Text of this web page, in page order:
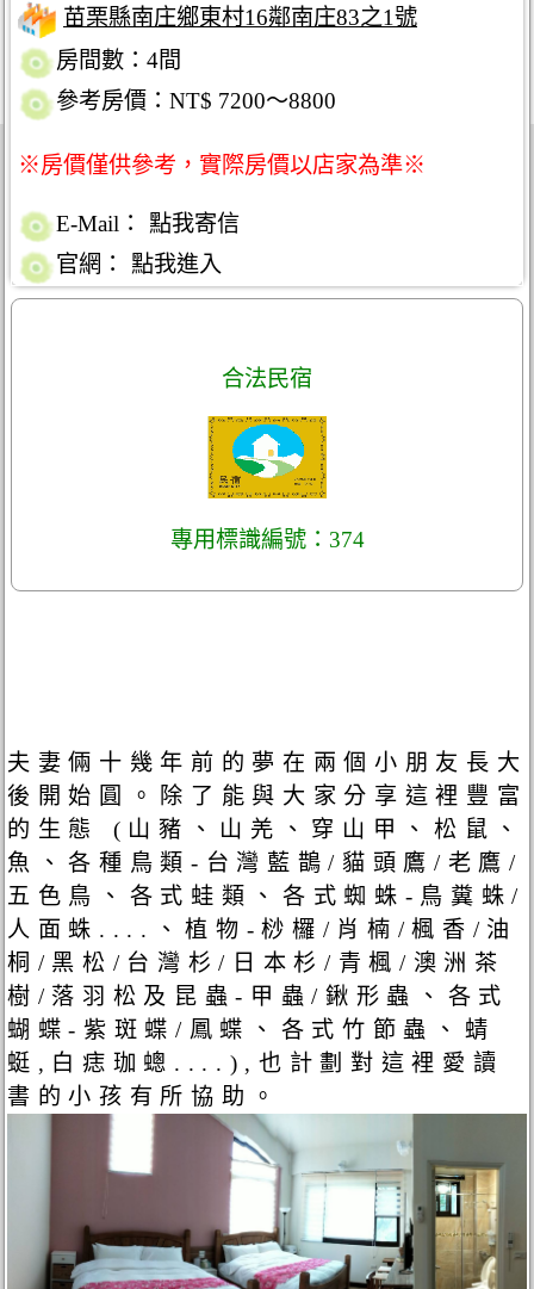
苗栗縣南庄鄉東村16鄰南庄83之1號
房間數：4間
參考房價：NT$ 7200～8800
※房價僅供參考，實際房價以店家為準※
E-Mail：
點我寄信
官網：
點我進入
合法民宿
專用標識編號：374
夫妻倆十幾年前的夢在兩個小朋友長大
後開始圓。除了能與大家分享這裡豐富
的生態 (山豬、山羌、穿山甲、松鼠、
魚、各種鳥類-台灣藍鵲/貓頭鷹/老鷹/
五色鳥、各式蛙類、各式蜘蛛-鳥糞蛛/
人面蛛....、植物-桫欏/肖楠/楓香/油
桐/黑松/台灣杉/日本杉/青楓/澳洲茶
樹/落羽松及昆蟲-甲蟲/鍬形蟲、各式
蝴蝶-紫斑蝶/鳳蝶、各式竹節蟲、蜻
蜓,白痣珈蟌....),也計劃對這裡愛讀
書的小孩有所協助。